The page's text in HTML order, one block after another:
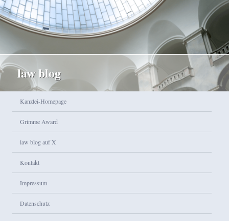
law blog
Zum Inhalt wechseln
Zum sekundären Inhalt wechseln
Kanzlei-Homepage
Grimme Award
law blog auf X
Kontakt
Impressum
Datenschutz